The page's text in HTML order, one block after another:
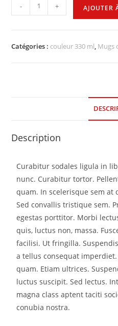
- + AJOUTER
Catégories : couleur 330 ml Mugs
Description
Curabitur sodales ligula in
nunc. Curabitur tortor.
quam. In scelerisque sem at
Sed convallis tristique sem.
egestas porttitor. Morbi
quis, luctus non, massa.
facilisi. Ut fringilla.
a tellus consequat
quam. Etiam ultrices.
luctus suscipit. Sed lectus.
magna class aptent taciti
conubia nostra.